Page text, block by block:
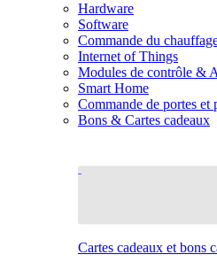
Hardware
Software
Commande du
Internet of Things
Modules de contrôle &
Smart Home
Commande de portes et
Bons & Cartes cadeaux
Cartes cadeaux et bons